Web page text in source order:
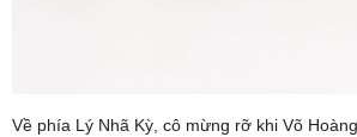
Về phía Lý Nhã Kỳ, cô mừng rỡ khi Võ